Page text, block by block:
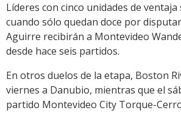
Líderes con cinco unidades de
cuando sólo quedan doce por
Aguirre recibirán a Montevideo
desde hace seis partidos.
En otros duelos de la etapa, Boston
viernes a Danubio, mientras que el
partido Montevideo City Torque-